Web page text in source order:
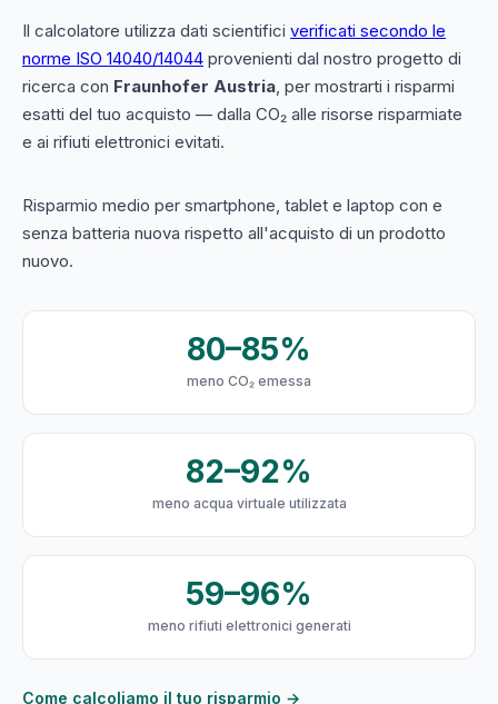
Il calcolatore utilizza dati scientifici verificati secondo le
norme ISO 14040/14044 provenienti dal nostro progetto di
ricerca con Fraunhofer Austria, per mostrarti i risparmi
esatti del tuo acquisto — dalla CO₂ alle risorse risparmiate
e ai rifiuti elettronici evitati.
Risparmio medio per smartphone, tablet e laptop con e
senza batteria nuova rispetto all'acquisto di un prodotto
nuovo.
80–85%
meno CO₂ emessa
82–92%
meno acqua virtuale utilizzata
59–96%
meno rifiuti elettronici generati
Come calcoliamo il tuo risparmio →